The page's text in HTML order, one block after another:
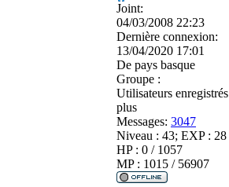
Joint:
04/03/2008 22:23
Dernière connexion:
13/04/2020 17:01
De pays basque
Groupe :
Utilisateurs enregistrés
plus
Messages: 3047
Niveau : 43; EXP : 28
HP : 0 / 1057
MP : 1015 / 56907